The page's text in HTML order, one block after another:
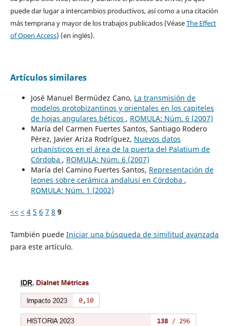
puede dar lugar a intercambios productivos, así como a una citación
más temprana y mayor de los trabajos publicados (VéaseThe Effect
of Open Access) (en inglés).
Artículos similares
José Manuel Bermúdez Cano, La transmisión de
modelos protobizantinos y orientales en los capiteles
de hojas angulares béticos , ROMULA: Núm. 6 (2007)
María del Carmen Fuertes Santos, Santiago Rodero
Pérez, Javier Ariza Rodríguez, Nuevos datos
urbanísticos en el área de la puerta del Palatium de
Córdoba , ROMULA: Núm. 6 (2007)
María del Camino Fuertes Santos, Representación de
leones sobre cerámica andalusí en Córdoba ,
ROMULA: Núm. 1 (2002)
<< < 4 5 6 7 8 9
También puede Iniciar una búsqueda de similitud avanzada
para este artículo.